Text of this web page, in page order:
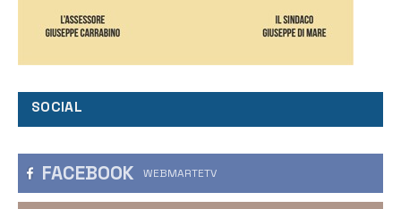
SOCIAL
FACEBOOK WEBMARTETV